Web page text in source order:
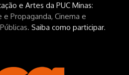
e Artes da PUC Minas:
e Propaganda, Cinema e
Saiba como participar.